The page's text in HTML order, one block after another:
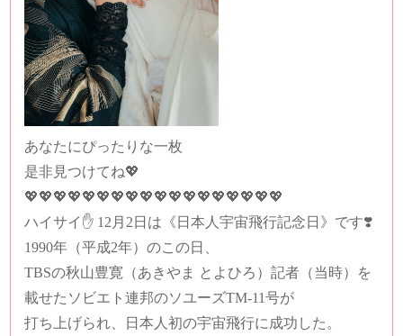
あなたにぴったりな一枚
是非見つけてね💖
💖💖💖💖💖💖💖💖💖💖💖💖💖💖💖💖💖💖
ハイサイ✋ 12月2日は《日本人宇宙飛行記念日》です❣️
1990年（平成2年）のこの日、
TBSの秋山豊寛（あきやま とよひろ）記者（当時）を
載せたソビエト連邦のソユーズTM-11号が
打ち上げられ、日本人初の宇宙飛行に成功した。